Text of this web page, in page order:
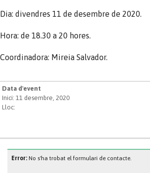
Dia: divendres 11 de desembre de 2020.
Hora: de 18.30 a 20 hores.
Coordinadora: Mireia Salvador.
Data d'event
Inici: 11 desembre, 2020
Lloc:
Error: No s'ha trobat el formulari de contacte.